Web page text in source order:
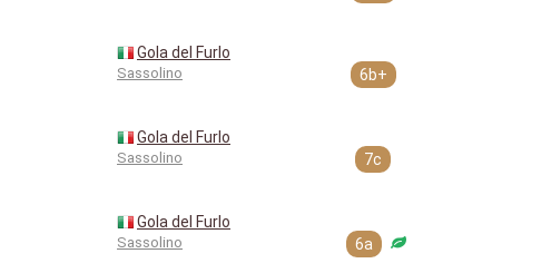
Gola del Furlo
Sassolino 6b+
Gola del Furlo
Sassolino 7c
Gola del Furlo
Sassolino 6a